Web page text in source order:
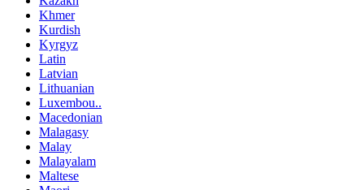
Khmer
Kurdish
Kyrgyz
Latin
Latvian
Lithuanian
Luxembou..
Macedonian
Malagasy
Malay
Malayalam
Maltese